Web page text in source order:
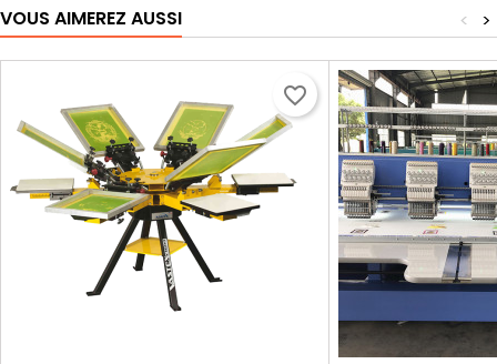
VOUS AIMEREZ AUSSI >
<
favorite_border